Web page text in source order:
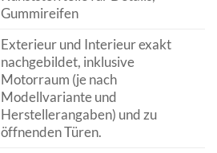
Gummireifen
Exterieur und Interieur exakt
nachgebildet, inklusive
Motorraum (je nach
Modellvariante und
Herstellerangaben) und zu
öffnenden Türen.